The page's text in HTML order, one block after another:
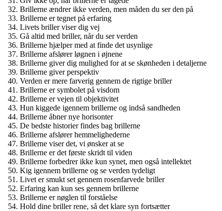
Brillerne ændrer ikke verden, men måden du ser den på
Brillerne er tegnet på erfaring
Livets briller viser dig vej
Gå altid med briller, når du ser verden
Brillerne hjælper med at finde det usynlige
Brillerne afslører løgnen i øjnene
Brillerne giver dig mulighed for at se skønheden i detaljerne
Brillerne giver perspektiv
Verden er mere farverig gennem de rigtige briller
Brillerne er symbolet på visdom
Brillerne er vejen til objektivitet
Hun kiggede igennem brillerne og indså sandheden
Brillerne åbner nye horisonter
De bedste historier findes bag brillerne
Brillerne afslører hemmelighederne
Brillerne viser det, vi ønsker at se
Brillerne er det første skridt til viden
Brillerne forbedrer ikke kun synet, men også intellektet
Kig igennem brillerne og se verden tydeligt
Livet er smukt set gennem rosenfarvede briller
Erfaring kan kun ses gennem brillerne
Brillerne er nøglen til forståelse
Hold dine briller rene, så det klare syn fortsætter